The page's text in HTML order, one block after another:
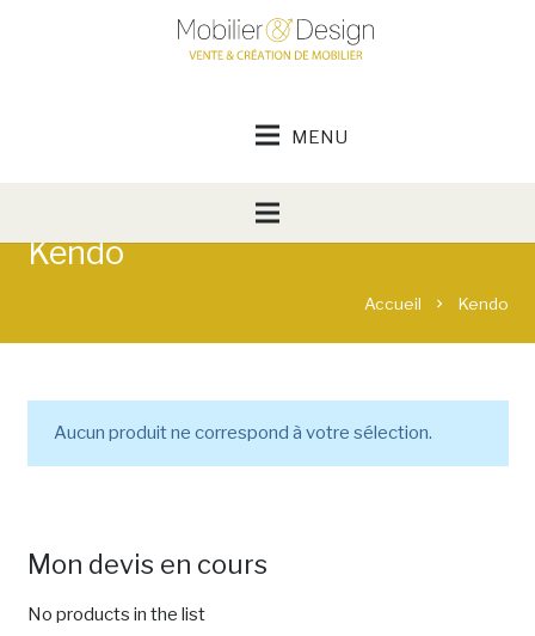
Kendo
Accueil chevron_right Kendo
Aucun produit ne correspond à votre sélection.
Mon devis en cours
No products in the list